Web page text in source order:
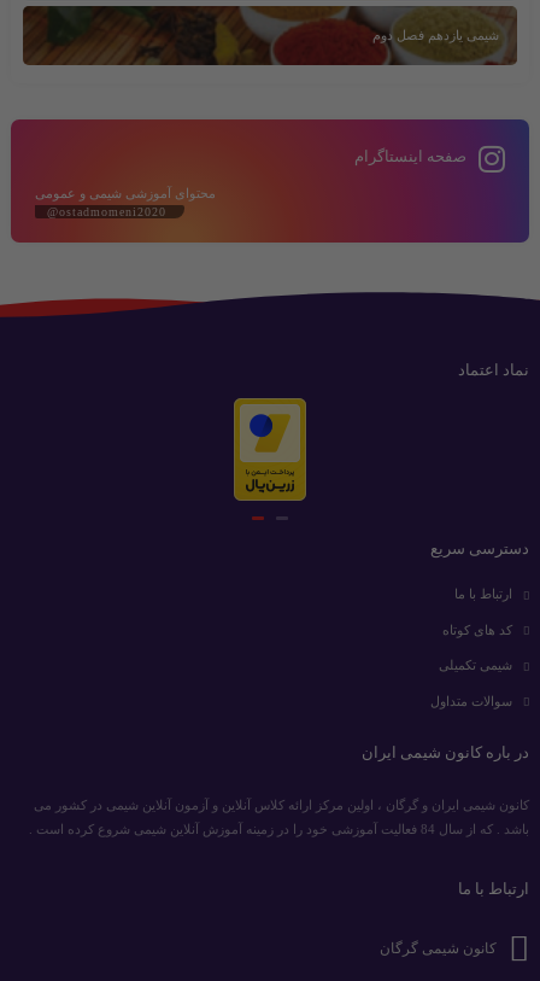
شیمی یازدهم فصل دوم
صفحه اینستاگرام
محتوای آموزشی شیمی و عمومی
@ostadmomeni2020
نماد اعتماد
دسترسی سریع
ارتباط با ما
کد های کوتاه
شیمی تکمیلی
سوالات متداول
در باره کانون شیمی ایران
کانون شیمی ایران و گرگان ، اولین مرکز ارائه کلاس آنلاین و آزمون آنلاین شیمی در کشور می
باشد . که از سال 84 فعالیت آموزشی خود را در زمینه آموزش آنلاین شیمی شروع کرده است .
ارتباط با ما
کانون شیمی گرگان